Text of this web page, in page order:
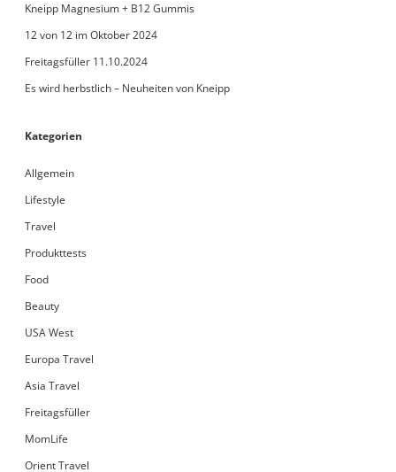
Kneipp Magnesium + B12 Gummis
12 von 12 im Oktober 2024
Freitagsfüller 11.10.2024
Es wird herbstlich – Neuheiten von Kneipp
Kategorien
Allgemein
Lifestyle
Travel
Produkttests
Food
Beauty
USA West
Europa Travel
Asia Travel
Freitagsfüller
MomLife
Orient Travel